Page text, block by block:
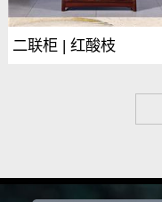
二联柜 | 红酸枝